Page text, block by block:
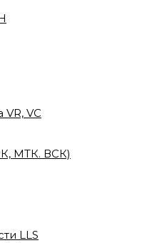
VC
МТК. ВСК)
LLS